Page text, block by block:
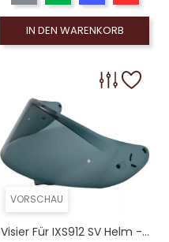
IN DEN WARENKORB
VORSCHAU
Visier Für IXS912 SV Helm -...